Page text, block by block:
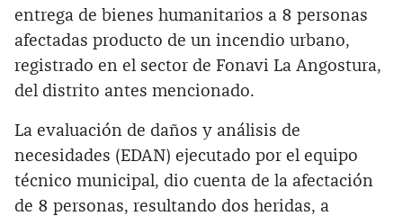
entrega de bienes humanitarios a 8 personas
afectadas producto de un incendio urbano,
registrado en el sector de Fonavi La Angostura,
del distrito antes mencionado.
La evaluación de daños y análisis de
necesidades (EDAN) ejecutado por el equipo
técnico municipal, dio cuenta de la afectación
de 8 personas, resultando dos heridas, a